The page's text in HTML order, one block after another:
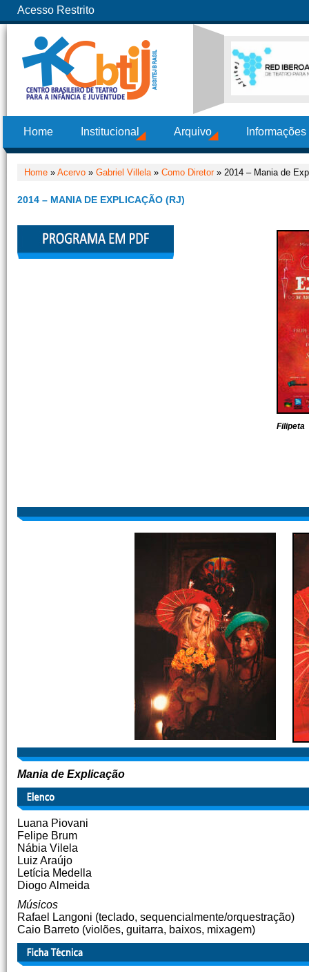
Acesso Restrito
Home Institucional Arquivo
Home » Acervo » Gabriel Villela» Como Diretor» 2014 – Mania de
2014 – MANIA DE EXPLICAÇÃO (RJ)
Filipeta
Mania de Explicação
Luana Piovani
Felipe Brum
Nábia Vilela
Luiz Araújo
Letícia Medella
Diogo Almeida
Músicos
Rafael Langoni (teclado, sequencialmente/orquestração)
Caio Barreto (violões, guitarra, baixos, mixagem)